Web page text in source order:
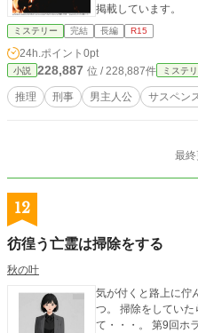
掲載しています。
ミステリー 完結 長編 R15
24h.ポイント 0pt
小説 228,887 位 / 228,887件 ミステ
推理 刑事 男主人公 サスペン
最
12
彷徨う亡霊は掃除をする
秋の叶
気が付くと路上に佇
つ。 掃除をしてい
て・・・。 第9回ホラー・ミステリー小説大賞参加中です。